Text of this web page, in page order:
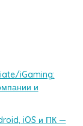
iGaming:
и
iOS и ПК —